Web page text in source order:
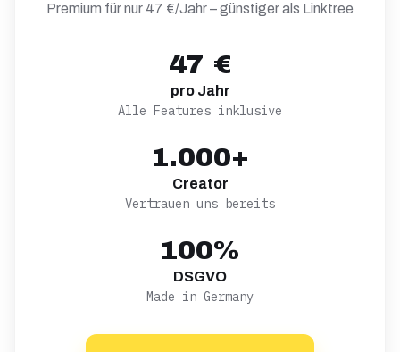
Premium für nur 47 €/Jahr – günstiger als Linktree
47 €
pro Jahr
Alle Features inklusive
1.000+
Creator
Vertrauen uns bereits
100%
DSGVO
Made in Germany